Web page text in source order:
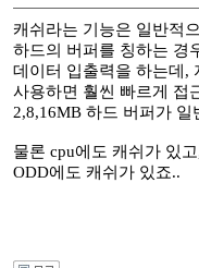
캐쉬라는 기능은 일반적
하드의 버퍼를 칭하는 경
데이터 입출력을 하는데,
사용하면 훨씬 빠르게 접
2,8,16MB 하드 버퍼가
물론 cpu에도 캐쉬가 있
ODD에도 캐쉬가 있죠..